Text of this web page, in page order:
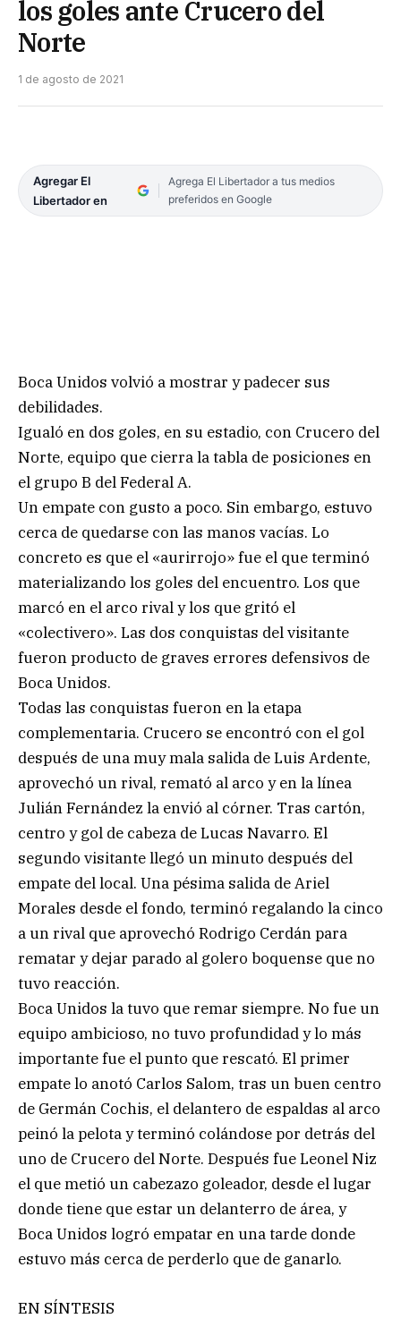
los goles ante Crucero del
Norte
1 de agosto de 2021
Agregar El
Libertador en
Agrega El Libertador a tus medios
preferidos en Google
Boca Unidos volvió a mostrar y padecer sus
debilidades.
Igualó en dos goles, en su estadio, con Crucero del
Norte, equipo que cierra la tabla de posiciones en
el grupo B del Federal A.
Un empate con gusto a poco. Sin embargo, estuvo
cerca de quedarse con las manos vacías. Lo
concreto es que el «aurirrojo» fue el que terminó
materializando los goles del encuentro. Los que
marcó en el arco rival y los que gritó el
«colectivero». Las dos conquistas del visitante
fueron producto de graves errores defensivos de
Boca Unidos.
Todas las conquistas fueron en la etapa
complementaria. Crucero se encontró con el gol
después de una muy mala salida de Luis Ardente,
aprovechó un rival, remató al arco y en la línea
Julián Fernández la envió al córner. Tras cartón,
centro y gol de cabeza de Lucas Navarro. El
segundo visitante llegó un minuto después del
empate del local. Una pésima salida de Ariel
Morales desde el fondo, terminó regalando la cinco
a un rival que aprovechó Rodrigo Cerdán para
rematar y dejar parado al golero boquense que no
tuvo reacción.
Boca Unidos la tuvo que remar siempre. No fue un
equipo ambicioso, no tuvo profundidad y lo más
importante fue el punto que rescató. El primer
empate lo anotó Carlos Salom, tras un buen centro
de Germán Cochis, el delantero de espaldas al arco
peinó la pelota y terminó colándose por detrás del
uno de Crucero del Norte. Después fue Leonel Niz
el que metió un cabezazo goleador, desde el lugar
donde tiene que estar un delanterro de área, y
Boca Unidos logró empatar en una tarde donde
estuvo más cerca de perderlo que de ganarlo.
EN SÍNTESIS